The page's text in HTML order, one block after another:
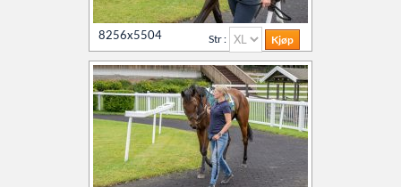
8256x5504 Str :